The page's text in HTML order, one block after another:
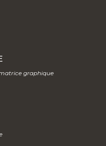
graphique